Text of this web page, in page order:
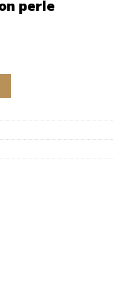
perle